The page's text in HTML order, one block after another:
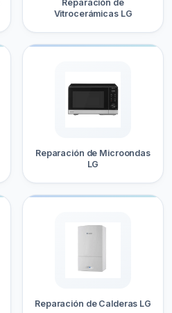
Reparación de
Vitrocerámicas LG
Reparación de Microondas
LG
Reparación de Calderas LG